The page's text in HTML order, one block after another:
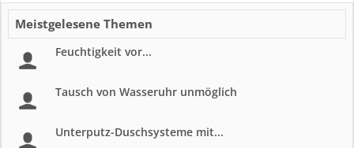
Meistgelesene Themen
Feuchtigkeit vor...
Tausch von Wasseruhr unmöglich
Unterputz-Duschsysteme mit...